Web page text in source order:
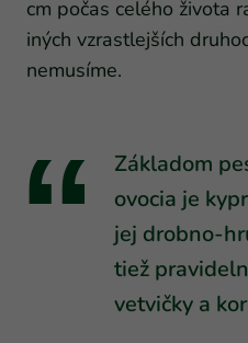
cm počas celého života
iných vzrastlejších
nemusíme.
Základom
ovocia je
jej drobno-
tiež
vetvičky a